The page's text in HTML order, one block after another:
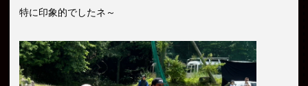
特に印象的でしたネ～